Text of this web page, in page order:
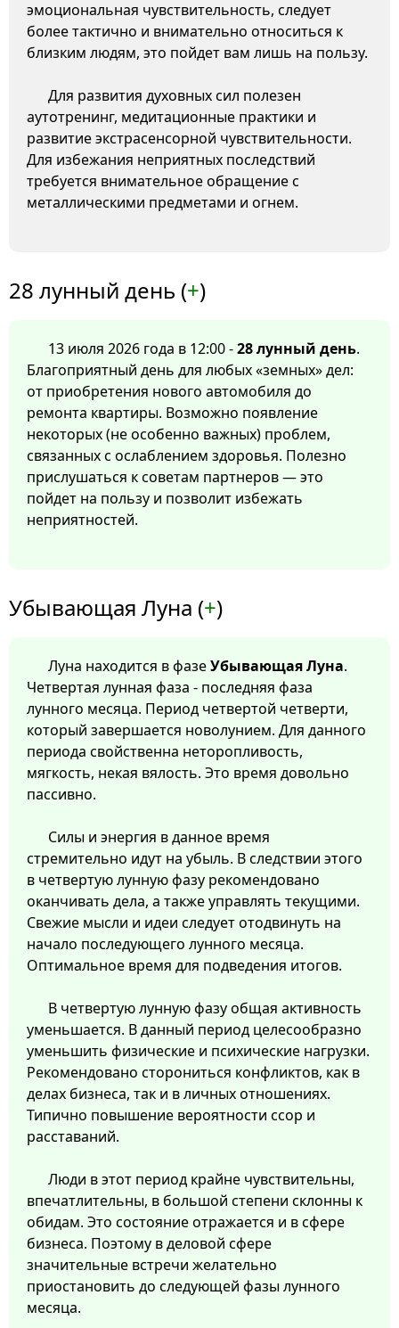
эмоциональная чувствительность, следует
более тактично и внимательно относиться к
близким людям, это пойдет вам лишь на пользу.
Для развития духовных сил полезен
аутотренинг, медитационные практики и
развитие экстрасенсорной чувствительности.
Для избежания неприятных последствий
требуется внимательное обращение с
металлическими предметами и огнем.
28 лунный день (+)
13 июля 2026 года в 12:00 -28 лунный день.
Благоприятный день для любых «земных» дел:
от приобретения нового автомобиля до
ремонта квартиры. Возможно появление
некоторых (не особенно важных) проблем,
связанных с ослаблением здоровья. Полезно
прислушаться к советам партнеров — это
пойдет на пользу и позволит избежать
неприятностей.
Убывающая Луна (+)
Луна находится в фазеУбывающая Луна.
Четвертая лунная фаза - последняя фаза
лунного месяца. Период четвертой четверти,
который завершается новолунием. Для данного
периода свойственна неторопливость,
мягкость, некая вялость. Это время довольно
пассивно.
Силы и энергия в данное время
стремительно идут на убыль. В следствии этого
в четвертую лунную фазу рекомендовано
оканчивать дела, а также управлять текущими.
Свежие мысли и идеи следует отодвинуть на
начало последующего лунного месяца.
Оптимальное время для подведения итогов.
В четвертую лунную фазу общая активность
уменьшается. В данный период целесообразно
уменьшить физические и психические нагрузки.
Рекомендовано сторониться конфликтов, как в
делах бизнеса, так и в личных отношениях.
Типично повышение вероятности ссор и
расставаний.
Люди в этот период крайне чувствительны,
впечатлительны, в большой степени склонны к
обидам. Это состояние отражается и в сфере
бизнеса. Поэтому в деловой сфере
значительные встречи желательно
приостановить до следующей фазы лунного
месяца.